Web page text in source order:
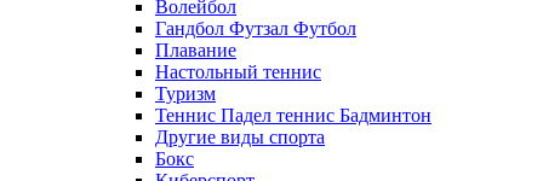
Волейбол
Гандбол Футзал Футбол
Плавание
Настольный теннис
Туризм
Теннис Падел теннис Бадминтон
Другие виды спорта
Бокс